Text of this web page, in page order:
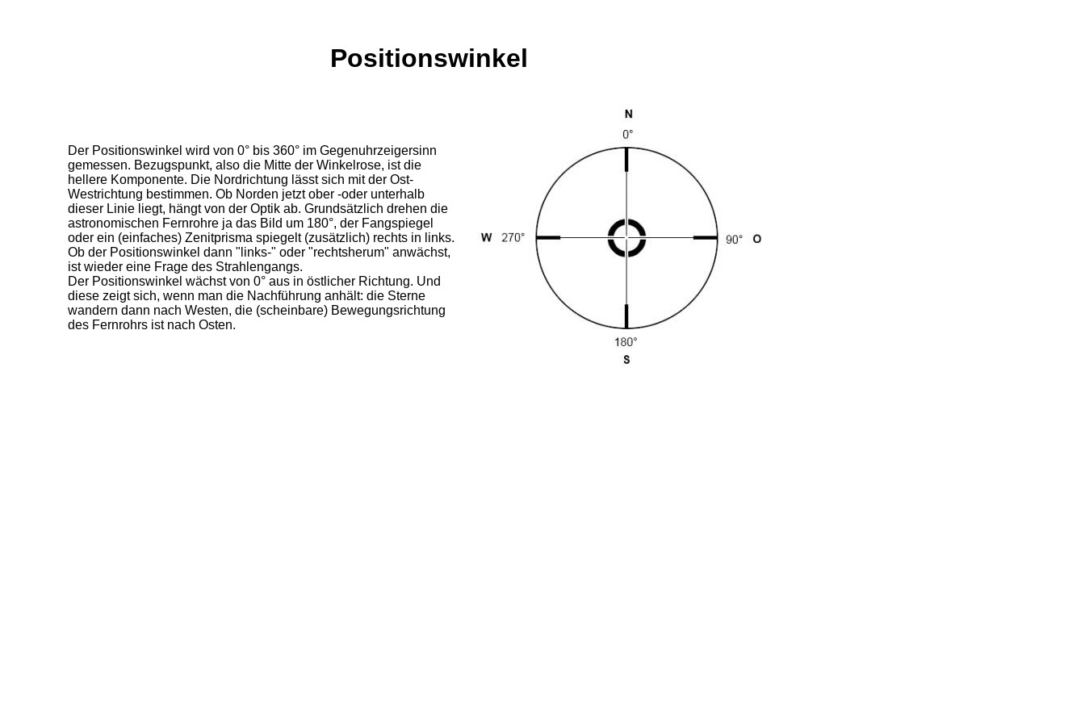
Positionswinkel
Der Positionswinkel wird von 0° bis 360° im Gegenuhrzeigersinn
gemessen. Bezugspunkt, also die Mitte der Winkelrose, ist die
hellere Komponente. Die Nordrichtung lässt sich mit der Ost-
Westrichtung bestimmen. Ob Norden jetzt ober -oder unterhalb
dieser Linie liegt, hängt von der Optik ab. Grundsätzlich drehen die
astronomischen Fernrohre ja das Bild um 180°, der Fangspiegel
oder ein (einfaches) Zenitprisma spiegelt (zusätzlich) rechts in links.
Ob der Positionswinkel dann "links-" oder "rechtsherum" anwächst,
ist wieder eine Frage des Strahlengangs.
Der Positionswinkel wächst von 0° aus in östlicher Richtung. Und
diese zeigt sich, wenn man die Nachführung anhält: die Sterne
wandern dann nach Westen, die (scheinbare) Bewegungsrichtung
des Fernrohrs ist nach Osten.